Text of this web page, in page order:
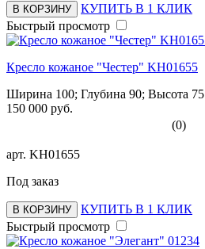
В КОРЗИНУ
КУПИТЬ В 1 КЛИК
Быстрый просмотр
Кресло кожаное "Честер" KH01655
Ширина 100; Глубина 90; Высота 75
150 000 руб.
(0)
арт. KH01655
Под заказ
В КОРЗИНУ
КУПИТЬ В 1 КЛИК
Быстрый просмотр